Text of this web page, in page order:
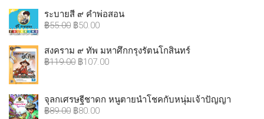
ระบายสี ๙ คำพ่อสอน
฿55.00 ฿50.00
สงคราม ๙ ทัพ มหาศึกกรุงรัตนโกสินทร์
฿119.00 ฿107.00
จุลกเศรษฐีชาดก หนูตายนำโชคกับหนุ่มเจ้าปัญญา
฿89.00 ฿80.00